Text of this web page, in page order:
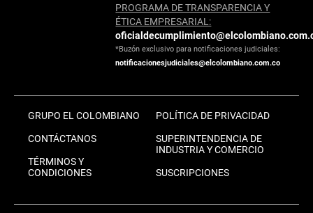
PROGRAMA DE TRANSPARENCIA Y
ÉTICA EMPRESARIAL:
*Buzón exclusivo para notificaciones judiciales:
notificacionesjudiciales@elcolombiano.com.co
GRUPO EL COLOMBIANO
CONTÁCTANOS
TÉRMINOS Y
CONDICIONES
POLÍTICA DE PRIVACIDAD
SUPERINTENDENCIA DE
INDUSTRIA Y COMERCIO
SUSCRIPCIONES